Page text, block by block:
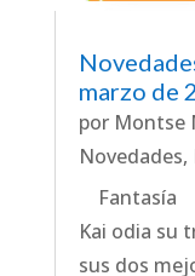
marzo de
por Montse
Novedades,
Fantasía
Kai odia su
sus dos